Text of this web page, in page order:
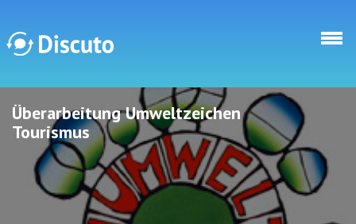
Discuto
Discuto
Überarbeitung Umweltzeichen
Tourismus